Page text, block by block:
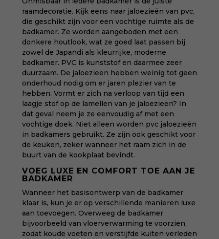
raamdecoratie. Kijk eens naar jaloezieën van pvc,
die geschikt zijn voor een vochtige ruimte als de
badkamer. Ze worden aangeboden met een
donkere houtlook, wat ze goed laat passen bij
zowel de Japandi als kleurrijke, moderne
badkamer. PVC is kunststof en daarmee zeer
duurzaam. De jaloezieën hebben weinig tot geen
onderhoud nodig om er jaren plezier van te
hebben. Vormt er zich na verloop van tijd een
laagje stof op de lamellen van je jaloezieën? In
dat geval neem je ze eenvoudig af met een
vochtige doek. Niet alleen worden pvc jaloezieën
in badkamers gebruikt. Ze zijn ook geschikt voor
de keuken, zeker wanneer het raam zich in de
buurt van de kookplaat bevindt.
VOEG LUXE EN COMFORT TOE AAN JE
BADKAMER
Wanneer het basisontwerp van de badkamer
klaar is, kun je er op verschillende manieren luxe
aan toevoegen. Overweeg de badkamer
bijvoorbeeld van vloerverwarming te voorzien,
zodat koude voeten en verstijfde kuiten verleden